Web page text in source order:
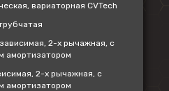
вариаторная CVTech
2-х рычажная, с
амортизатором
2-х рычажная, с
амортизатором